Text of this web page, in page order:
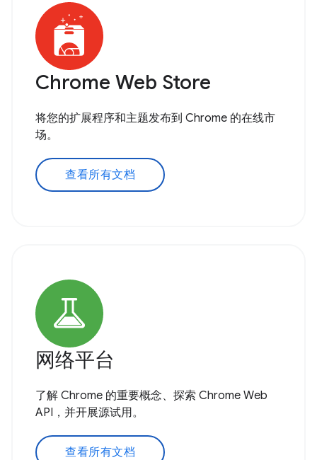
Chrome Web Store
将您的扩展程序和主题发布到 Chrome 的在线市
场。
查看所有文档
网络平台
了解 Chrome 的重要概念、探索 Chrome Web
API，并开展源试用。
查看所有文档